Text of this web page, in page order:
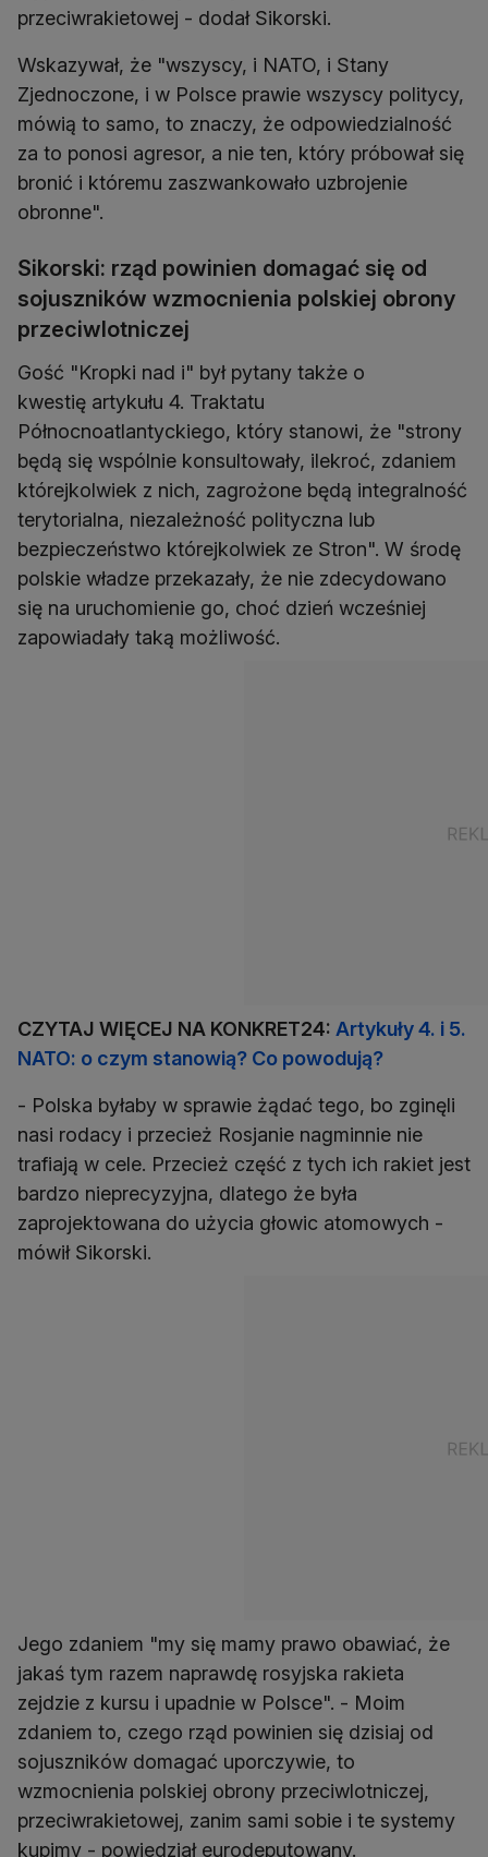
przeciwrakietowej - dodał Sikorski.
Wskazywał, że "wszyscy, i NATO, i Stany
Zjednoczone, i w Polsce prawie wszyscy politycy,
mówią to samo, to znaczy, że odpowiedzialność
za to ponosi agresor, a nie ten, który próbował się
bronić i któremu zaszwankowało uzbrojenie
obronne".
Sikorski: rząd powinien domagać się od
sojuszników wzmocnienia polskiej obrony
przeciwlotniczej
Gość "Kropki nad i" był pytany także o
kwestię artykułu 4. Traktatu
Północnoatlantyckiego, który stanowi, że "strony
będą się wspólnie konsultowały, ilekroć, zdaniem
którejkolwiek z nich, zagrożone będą integralność
terytorialna, niezależność polityczna lub
bezpieczeństwo którejkolwiek ze Stron". W środę
polskie władze przekazały, że nie zdecydowano
się na uruchomienie go, choć dzień wcześniej
zapowiadały taką możliwość.
CZYTAJ WIĘCEJ NA KONKRET24: Artykuły 4. i 5.
NATO: o czym stanowią? Co powodują?
- Polska byłaby w sprawie żądać tego, bo zginęli
nasi rodacy i przecież Rosjanie nagminnie nie
trafiają w cele. Przecież część z tych ich rakiet jest
bardzo nieprecyzyjna, dlatego że była
zaprojektowana do użycia głowic atomowych -
mówił Sikorski.
Jego zdaniem "my się mamy prawo obawiać, że
jakaś tym razem naprawdę rosyjska rakieta
zejdzie z kursu i upadnie w Polsce". - Moim
zdaniem to, czego rząd powinien się dzisiaj od
sojuszników domagać uporczywie, to
wzmocnienia polskiej obrony przeciwlotniczej,
przeciwrakietowej, zanim sami sobie i te systemy
kupimy - powiedział eurodeputowany.